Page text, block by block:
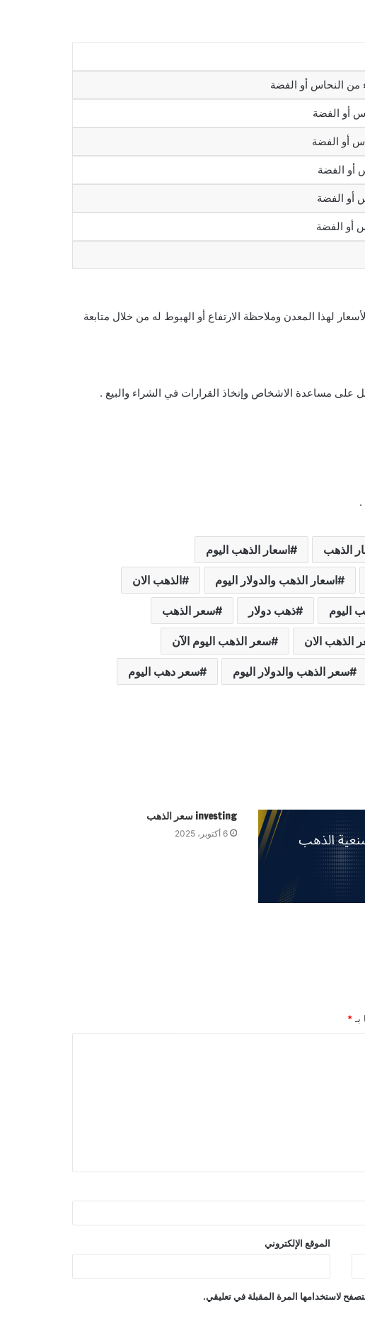
لهذا المعدن وملاحظة الارتفاع أو الهبوط له من خلال متابعة
على مساعدة الاشخاص وإتخاذ القرارات في الشراء والبيع .
.
الذهب اسعار الذهب اليوم
اسعار الذهب والدولار اليوم الذهب الان
اليوم ذهب دولار سعر الذهب
الذهب الان سعر الذهب اليوم الآن
سعر الذهب والدولار اليوم سعر دهب اليوم
investing سعر الذهب
6 أكتوبر، 2025
بـ *
الموقع الإلكتروني
لاستخدامها المرة المقبلة في تعليقي.